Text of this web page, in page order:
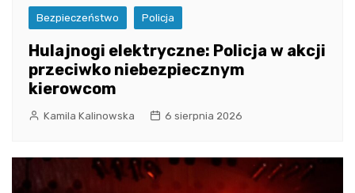
Bezpieczeństwo Policja
Hulajnogi elektryczne: Policja w akcji
przeciwko niebezpiecznym
kierowcom
Kamila Kalinowska 6 sierpnia 2026